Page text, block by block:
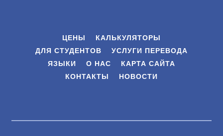
ЦЕНЫ
КАЛЬКУЛЯТОРЫ
ДЛЯ СТУДЕНТОВ
УСЛУГИ ПЕРЕВОДА
ЯЗЫКИ
О НАС
КАРТА САЙТА
КОНТАКТЫ
НОВОСТИ